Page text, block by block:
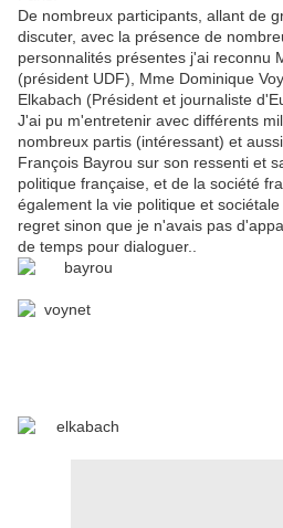
De nombreux participants, allant de
discuter, avec la présence de
personnalités présentes j'ai reconnu
(président UDF), Mme Dominique
Elkabach (Président et journaliste
J'ai pu m'entretenir avec différents
nombreux partis (intéressant) et
François Bayrou sur son ressenti et
politique française, et de la société
également la vie politique et
regret sinon que je n'avais pas
de temps pour dialoguer..